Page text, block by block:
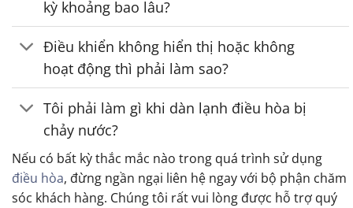
kỳ khoảng bao lâu?
Điều khiển không hiển thị hoặc không
hoạt động thì phải làm sao?
Tôi phải làm gì khi dàn lạnh điều hòa bị
chảy nước?
Nếu có bất kỳ thắc mắc nào trong quá trình sử dụng
điều hòa, đừng ngần ngại liên hệ ngay với bộ phận chăm
sóc khách hàng. Chúng tôi rất vui lòng được hỗ trợ quý